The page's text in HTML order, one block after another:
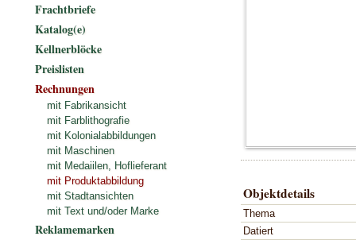
Objektdetails
Thema
Datiert
Frachtbriefe
Katalog(e)
Kellnerblöcke
Preislisten
Rechnungen
mit Fabrikansicht
mit Farblithografie
mit Kolonialabbildungen
mit Maschinen
mit Medaiilen, Hoflieferant
mit Produktabbildung
mit Stadtansichten
mit Text und/oder Marke
Reklamemarken